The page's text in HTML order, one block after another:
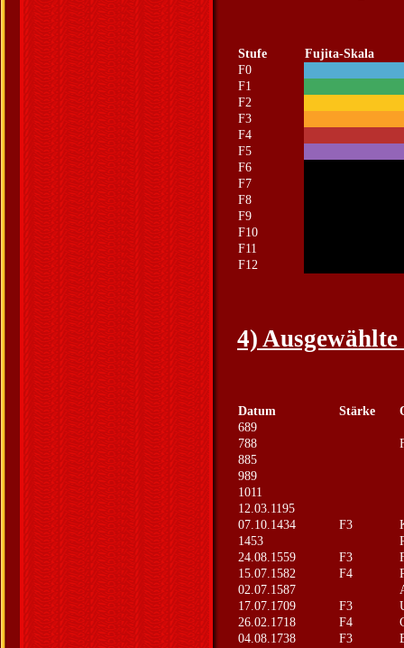
Stufe
Fujita-Skala
F0
F1
F2
F3
F4
F5
F6
F7
F8
F9
F10
F11
F12
4)
Datum Stärke
689
788
885
989
1011
12.03.1195
07.10.1434
F3
1453
24.08.1559
F3
15.07.1582
F4
02.07.1587
17.07.1709
F3
26.02.1718
F4
04.08.1738
F3